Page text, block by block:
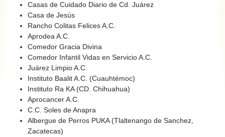
Casas de Cuidado Diario de Cd. Juárez
Casa de Jesús
Rancho Colitas Felices A.C.
Aprodea A.C.
Comedor Gracia Divina
Comedor Infantil Vidas en Servicio A.C.
Juárez Limpio A.C.
Instituto Baalit A.C. (Cuauhtémoc)
Instituto Ra KA (CD. Chihuahua)
Aprocancer A.C.
C.C. Soles de Anapra
Albergue de Perros PUKA (Tlaltenango de Sanchez,
Zacatecas)